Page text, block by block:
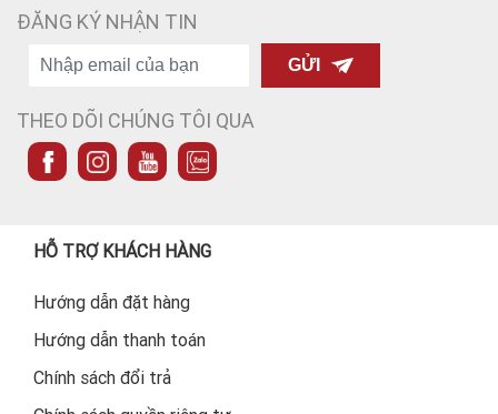
ĐĂNG KÝ NHẬN TIN
GỬI
THEO DÕI CHÚNG TÔI QUA
HỖ TRỢ KHÁCH HÀNG
Hướng dẫn đặt hàng
Hướng dẫn thanh toán
Chính sách đổi trả